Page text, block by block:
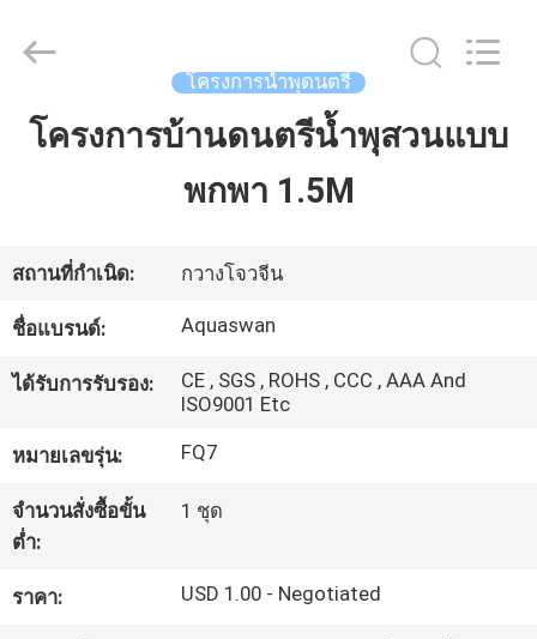
บ้าน
เกี่ยว
กับ
ทัวร์
water
co,.ltd.
Reserved.
โครงการน้ำพุดนตรี
โครงการบ้านดนตรีน้ำพุสวนแบบ
พกพา 1.5M
สถานที่กำเนิด: กวางโจวจีน
ชื่อแบรนด์: Aquaswan
ได้รับการรับรอง:
CE , SGS , ROHS , CCC , AAA And
ISO9001 Etc
หมายเลขรุ่น: FQ7
จำนวนสั่งซื้อขั้น
ต่ำ:
1 ชุด
ราคา: USD 1.00 - Negotiated